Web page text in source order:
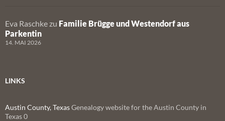
Eva Raschke zu Familie Brügge und Westendorf aus
Parkentin
14. MAI 2026
LINKS
Austin County, TexasGenealogy website for the Austin County in
Texas 0